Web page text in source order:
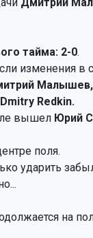
тайма: 2-0.
изменения в
Redkin.
вышел Юрий
поля.
ударить
на